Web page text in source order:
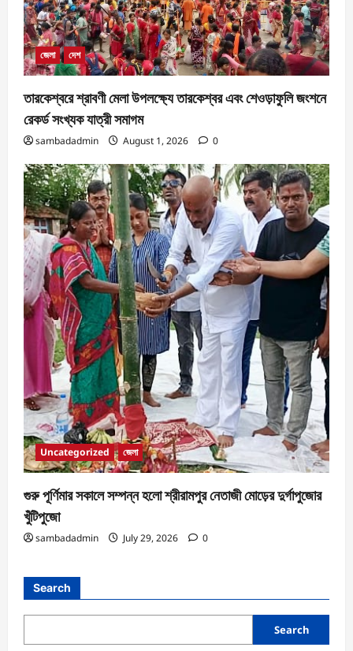
জেলা দেশ
তারকেশ্বরে শ্রাবণী মেলা উপলক্ষ্যে তারকেশ্বর এবং শেওড়াফুলি জংশনে
রেকর্ড সংখ্যক যাত্রী সমাগম
sambadadmin August 1, 2026 0
Uncategorized জেলা
গুরু পূর্ণিমার সকালে সম্পন্ন হলো শ্রীরামপুর নেতাজী মোড়ের দুর্গাপুজোর
খুঁটিপুজো
sambadadmin July 29, 2026 0
Search
Search